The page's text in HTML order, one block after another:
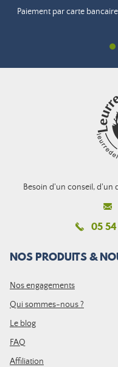
Paiement par carte
Besoin d'un conseil, d'un
05 54
NOS PRODUITS &
Nos engagements
Qui sommes-nous ?
Le blog
FAQ
Affiliation